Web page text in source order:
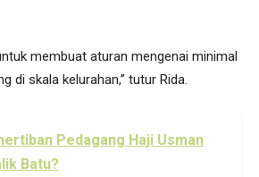
membuat aturan mengenai minimal
di skala kelurahan,” tutur Rida.
Pedagang Haji Usman
Batu?